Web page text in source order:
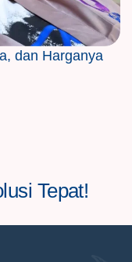
dan Harganya
Tepat!